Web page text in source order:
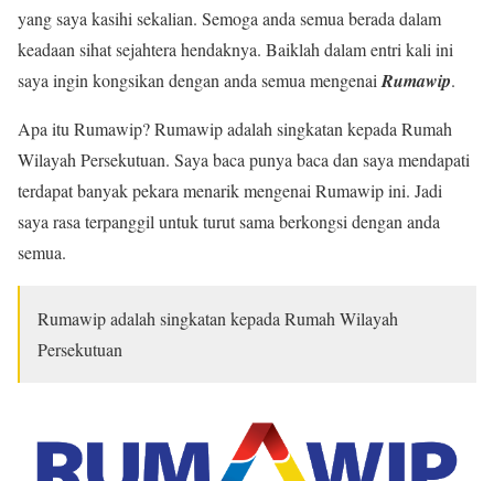
yang saya kasihi sekalian. Semoga anda semua berada dalam
keadaan sihat sejahtera hendaknya. Baiklah dalam entri kali ini
saya ingin kongsikan dengan anda semua mengenai Rumawip.
Apa itu Rumawip? Rumawip adalah singkatan kepada Rumah
Wilayah Persekutuan. Saya baca punya baca dan saya mendapati
terdapat banyak pekara menarik mengenai Rumawip ini. Jadi
saya rasa terpanggil untuk turut sama berkongsi dengan anda
semua.
Rumawip adalah singkatan kepada Rumah Wilayah
Persekutuan